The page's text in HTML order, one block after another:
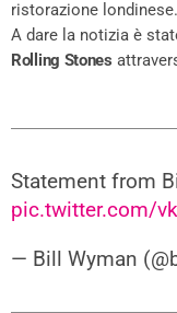
ristorazione londinese.
A dare la notizia è
Rolling Stones
Statement from
pic.twitter.com/
— Bill Wyman